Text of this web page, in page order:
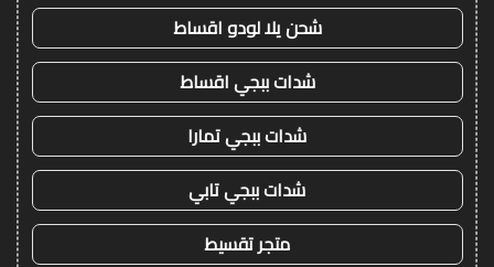
شحن يلا لودو اقساط
شدات ببجي اقساط
شدات ببجي تمارا
شدات ببجي تابي
متجر تقسيط